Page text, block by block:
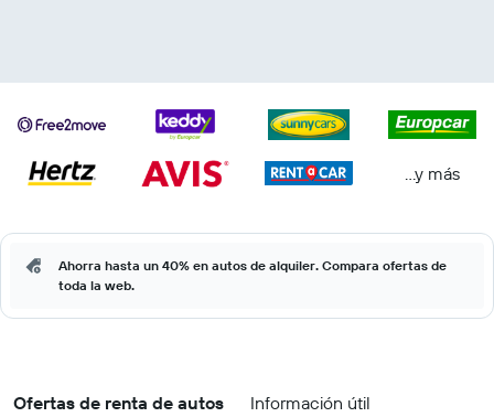
...y más
Ahorra hasta un 40% en autos de alquiler. Compara ofertas de
toda la web.
Ofertas de renta de autos Información útil